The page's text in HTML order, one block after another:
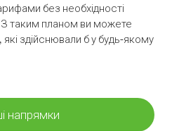
без необхідності
таким планом ви можете
здійснювали б у будь-якому
напрямки